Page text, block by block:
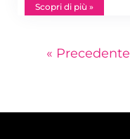
Scopri di più »
« Precedente